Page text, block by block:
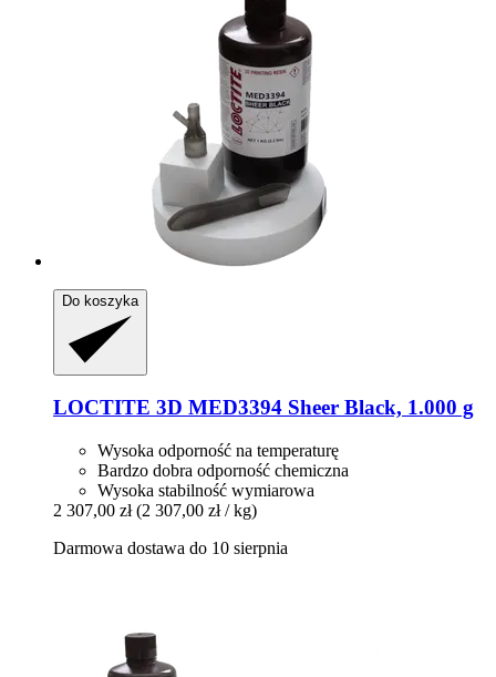
Do koszyka
LOCTITE 3D MED3394 Sheer Black, 1.000 g
Wysoka odporność na temperaturę
Bardzo dobra odporność chemiczna
Wysoka stabilność wymiarowa
2 307,00 zł (2 307,00 zł / kg)
Darmowa dostawa do 10 sierpnia